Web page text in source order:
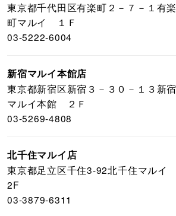
東京都千代田区有楽町２－７－１有楽
町マルイ １Ｆ
03-5222-6004
新宿マルイ本館店
東京都新宿区新宿３－３０－１３新宿
マルイ本館 ２Ｆ
03-5269-4808
北千住マルイ店
東京都足立区千住3-92北千住マルイ
2F
03-3879-6311